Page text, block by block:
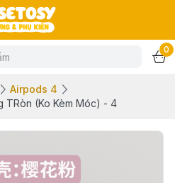
0
Airpods 4
TRòn (Ko Kèm Móc) - 4